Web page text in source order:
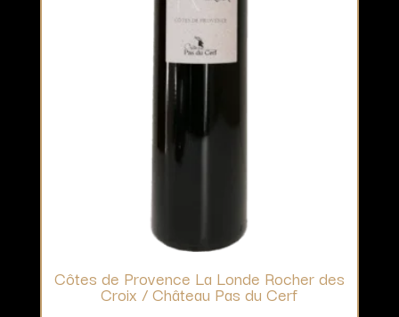
Côtes de Provence La Londe Rocher des
Croix / Château Pas du Cerf